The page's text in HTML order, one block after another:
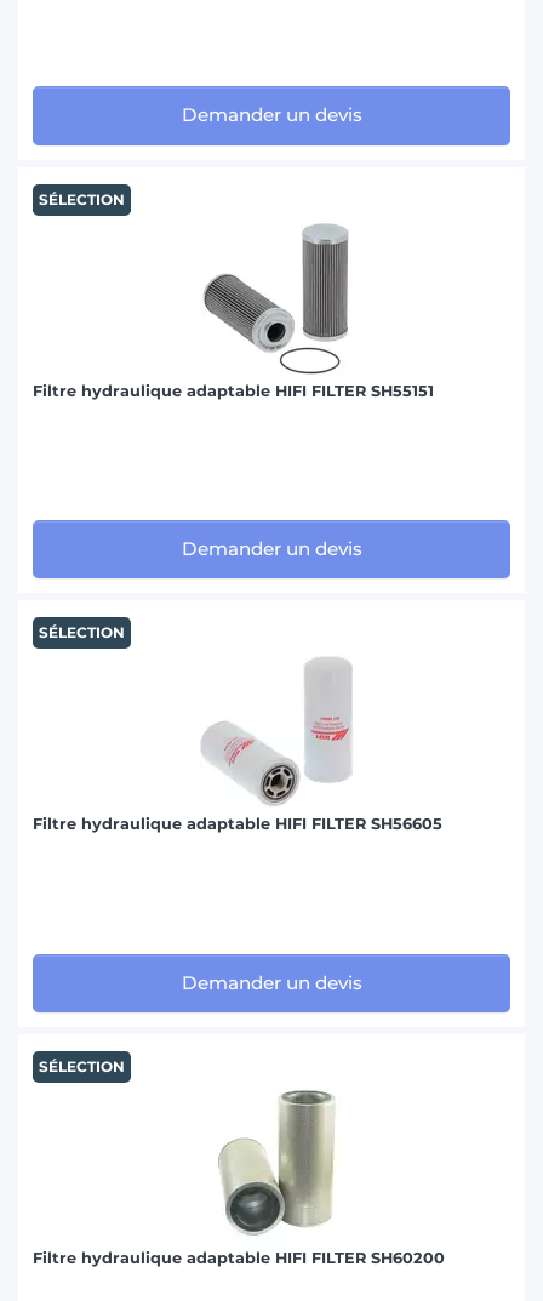
Demander un devis
SÉLECTION
Filtre hydraulique adaptable HIFI FILTER SH55151
Demander un devis
SÉLECTION
Filtre hydraulique adaptable HIFI FILTER SH56605
Demander un devis
SÉLECTION
Filtre hydraulique adaptable HIFI FILTER SH60200